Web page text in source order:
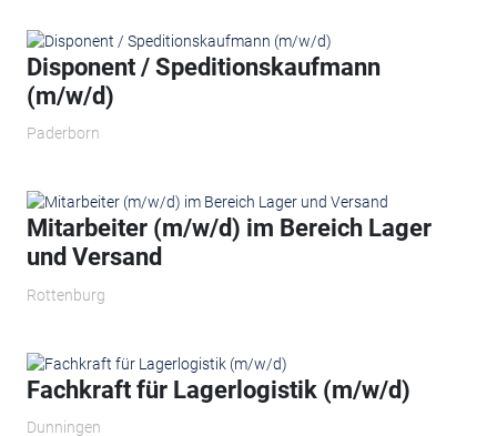
Disponent / Speditionskaufmann
(m/w/d)
Paderborn
Mitarbeiter (m/w/d) im Bereich Lager
und Versand
Rottenburg
Fachkraft für Lagerlogistik (m/w/d)
Dunningen